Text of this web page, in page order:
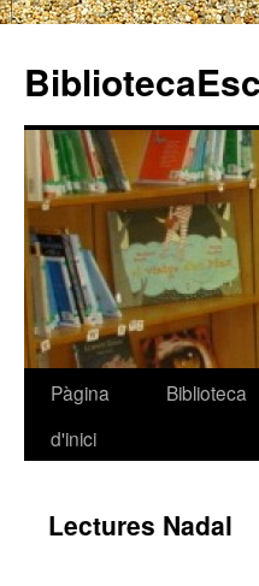
Vés
Pàgina
d'inici
Biblioteca
Lectures Nadal